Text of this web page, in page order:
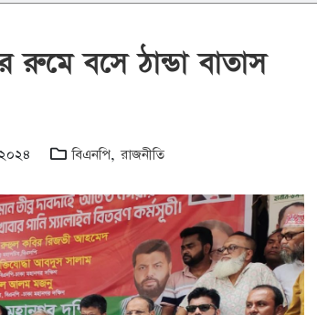
রুমে বসে ঠান্ডা বাতাস
বিএনপি,রাজনীতি